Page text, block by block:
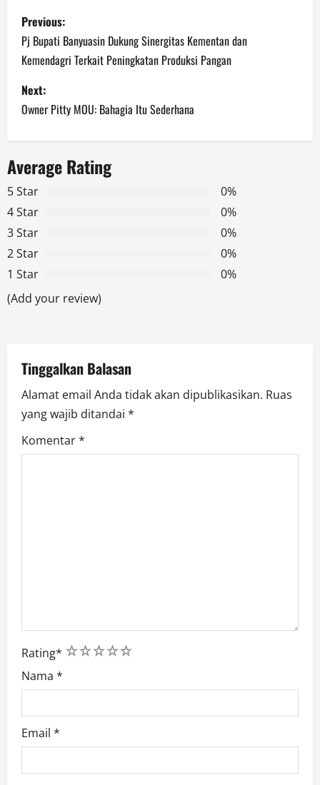
P
o
s
t
n
a
v
i
g
a
o
n
Previous:
Pj Bupati Banyuasin Dukung Sinergitas Kementan dan
Kemendagri Terkait Peningkatan Produksi Pangan
Next:
Owner Pitty MOU: Bahagia Itu Sederhana
Average Rating
5 Star
0%
4 Star
0%
3 Star
0%
2 Star
0%
1 Star
0%
(Add your review)
Tinggalkan Balasan
Alamat email Anda tidak akan dipublikasikan. Ruas
yang wajib ditandai *
Komentar*
Rating* 5
4
3
2
1
Nama *
Email *